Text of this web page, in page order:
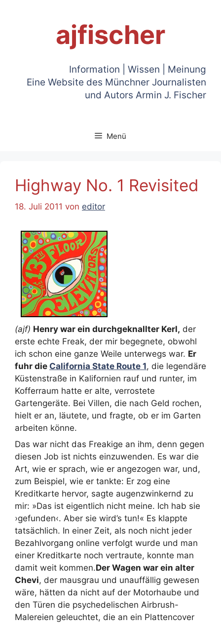
ajfischer
Information | Wissen | Meinung
Eine Website des Münchner Journalisten
und Autors Armin J. Fischer
Menü
Highway No. 1 Revisited
18. Juli 2011 von editor
(ajf) Henry war ein durchgeknallter Kerl, der
erste echte Freak, der mir begegnete, obwohl
ich schon eine ganze Weile unterwegs war. Er
fuhr die California State Route 1, die legendäre
Küstenstraße in Kalifornien rauf und runter, im
Kofferraum hatte er alte, verrostete
Gartengeräte. Bei Villen, die nach Geld rochen,
hielt er an, läutete, und fragte, ob er im Garten
arbeiten könne.
Das war nicht das Freakige an ihm, denn gegen
diesen Job ist nichts einzuwenden. Es war die
Art, wie er sprach, wie er angezogen war, und,
zum Beispiel, wie er tankte: Er zog eine
Kreditkarte hervor, sagte augenzwinkernd zu
mir: »Das ist eigentlich nicht meine. Ich hab sie
›gefunden‹. Aber sie wird’s tun!« Es klappte
tatsächlich. In einer Zeit, als noch nicht jeder
Bezahlvorgang online verfolgt wurde und man
einer Kreditkarte noch vertraute, konnte man
damit weit kommen.Der Wagen war ein alter
Chevi, der mausgrau und unauffällig gewesen
wäre, hätten da nicht auf der Motorhaube und
den Türen die psychedelischen Airbrush-
Malereien geleuchtet, die an ein Plattencover